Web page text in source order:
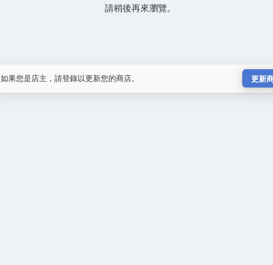
請稍後再來瀏覽。
如果您是店主，請登錄以更新您的商店。 更新